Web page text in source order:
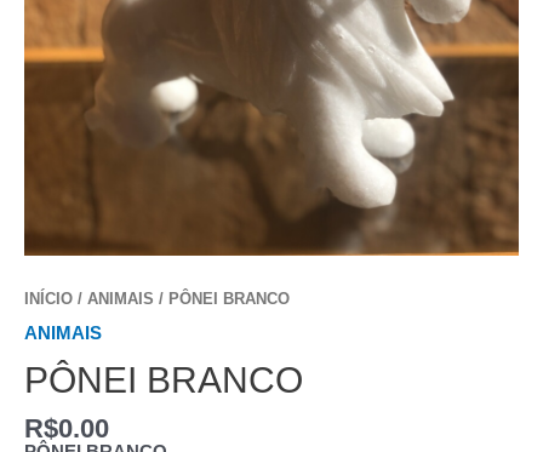
INÍCIO / ANIMAIS / PÔNEI BRANCO
ANIMAIS
PÔNEI BRANCO
R$0.00